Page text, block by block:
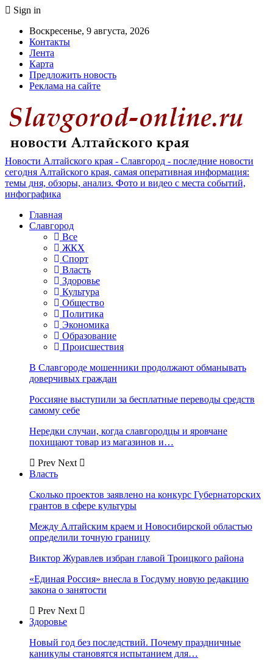
Sign in
Воскресенье, 9 августа, 2026
Контакты
Лента
Карта
Предложить новость
Реклама на сайте
Новости Алтайского края - Славгород - последние новости
сегодня Алтайского края, самая оперативная информация:
темы дня, обзоры, анализ. Фото и видео с места событий,
инфографика
Главная
Славгород
Все
ЖКХ
Спорт
Власть
Здоровье
Культура
Общество
Политика
Экономика
Образование
Происшествия
В Славгороде мошенники продолжают обманывать
доверчивых граждан
Россияне выступили за бесплатные переводы средств
самому себе
Нередки случаи, когда славгородцы и яровчане
похищают товар из магазинов и…
Prev Next
Власть
Сколько проектов заявлено на конкурс Губернаторских
грантов в сфере культуры
Между Алтайским краем и Новосибирской областью
определили точную границу
Виктор Журавлев избран главой Троицкого района
«Единая Россия» внесла в Госдуму новую редакцию
закона о занятости
Prev Next
Здоровье
Новый год без последствий. Почему праздничные
каникулы становятся испытанием для…